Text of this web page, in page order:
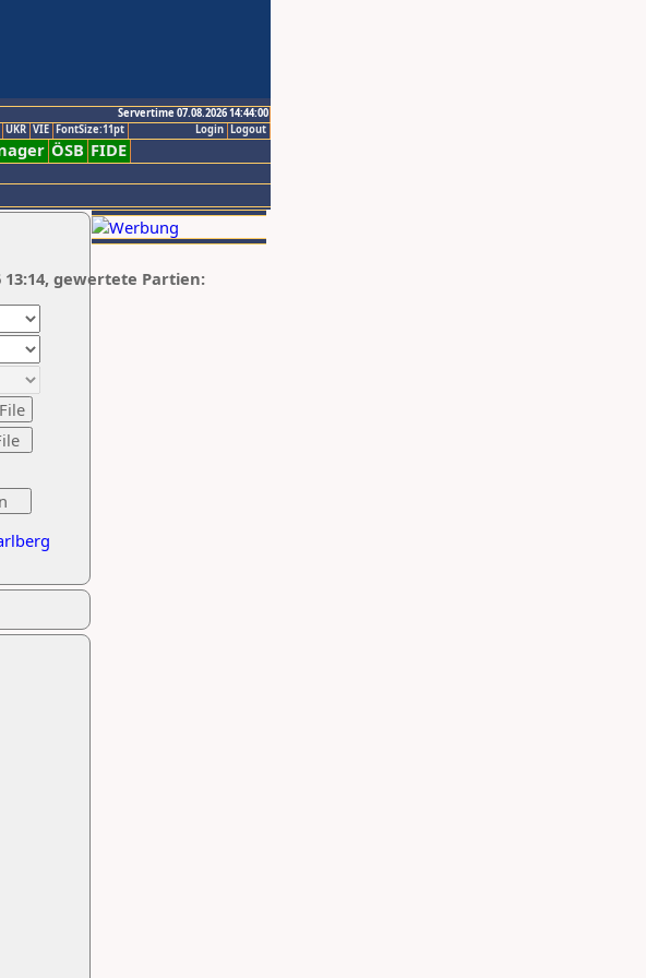
Servertime 07.08.2026 14:44:00
Logout
Login
UKR VIE FontSize:11pt
ÖSB FIDE
13:14, gewertete Partien: